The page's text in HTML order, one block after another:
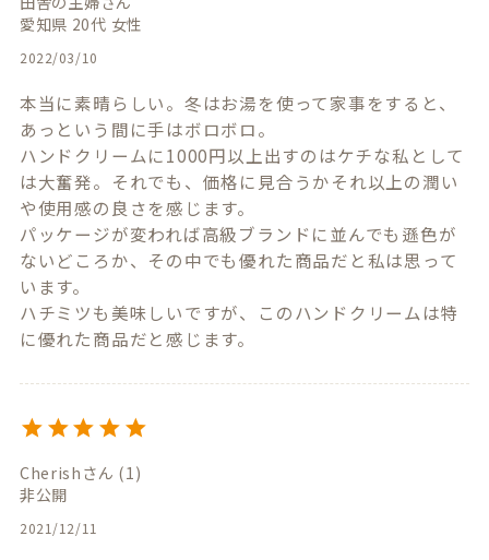
愛知県 20代 女性
2022/03/10
本当に素晴らしい。冬はお湯を使って家事をすると、
あっという間に手はボロボロ。
ハンドクリームに1000円以上出すのはケチな私として
は大奮発。それでも、価格に見合うかそれ以上の潤い
や使用感の良さを感じます。
パッケージが変われば高級ブランドに並んでも遜色が
ないどころか、その中でも優れた商品だと私は思って
います。
ハチミツも美味しいですが、このハンドクリームは特
に優れた商品だと感じます。
Cherish 1
非公開
2021/12/11